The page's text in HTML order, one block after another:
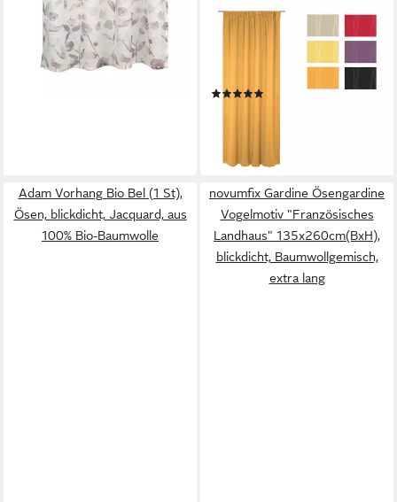
WIRTH
Vorhang LANGWASSER (1
Adam Vorhang Bio Bel (1 St),
Ösen, blickdicht, Jacquard, aus
100% Bio-Baumwolle
novumfix Gardine Ösengardine
Vogelmotiv "Französisches
Landhaus" 135x260cm(BxH),
blickdicht, Baumwollgemisch,
extra lang